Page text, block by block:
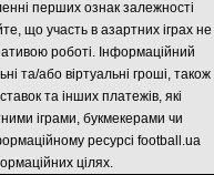
перших ознак залежності
що участь в азартних іграх не
роботі. Інформаційний
та/або віртуальні гроші, також
та інших платежів, які
іграми, букмекерами чи
ресурсі football.ua
цілях.